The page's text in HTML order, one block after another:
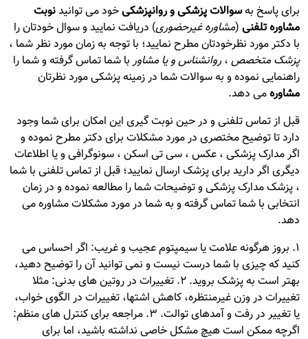
برای پاسخ بهسوالات پزشکی و روانپزشکیخود می توانیدنوبت
مشاوره تلفنی (مشاوره غیرحضوری) دریافت نمایید و سوال خودتان را
با دکتر مورد نظرخودتان مطرح نمایید؛ با توجه به زمان مورد نظر شما ،
پزشک متخصص ، روانشناس و یا مشاوربا شما تماس گرفته و شما را
راهنمایی نموده و به سوالات شما در زمینه پزشکی مورد نظرتان
مشاورهمی دهد.
قبل از تماس تلفنی و در حین نوبت گیری این امکان برای شما وجود
دارد تا توضیح مختصری در مورد مشکلات برای دکتر مطرح نموده و
اگر مدارک پزشکی ، عکس ، سی تی اسکن ، سونوگرافی و یا اطلاعات
دیگری اگر دارید برای پزشک ارسال نمایید؛ قبل از تماس تلفنی با شما
، پزشک مدارک پزشکی و توضیحات شما را مطالعه نموده و در زمان
انتخابی با شما تماس گرفته و به شما در مورد مشکلات مشاوره می
دهد.
1. بروز هرگونه علامت یا سیمپتوم عجیب و غریب: اگر احساس می
کنید که چیزی با شما درست نیست و نمی توانید آن را توضیح دهید،
بهتر است به پزشک بروید. 2. تغییرات در روتین های بدنی: مثلا
تغییرات در وزن غیرمنتظره، کاهش اشتها، تغییرات در الگوی خواب،
یا تغییر در رفت و آمدهای توالت. 3. مراجعه برای کنترل های منظم:
اگرچه ممکن است هیچ مشکل خاصی نداشته باشید، اما برای